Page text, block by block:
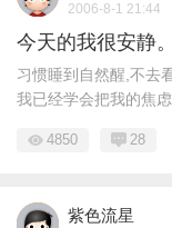
2006-8-1 21:44
今天的我很安静。
习惯睡到自然醒,不去
我已经学会把我的焦虑
4850 28
紫色流星